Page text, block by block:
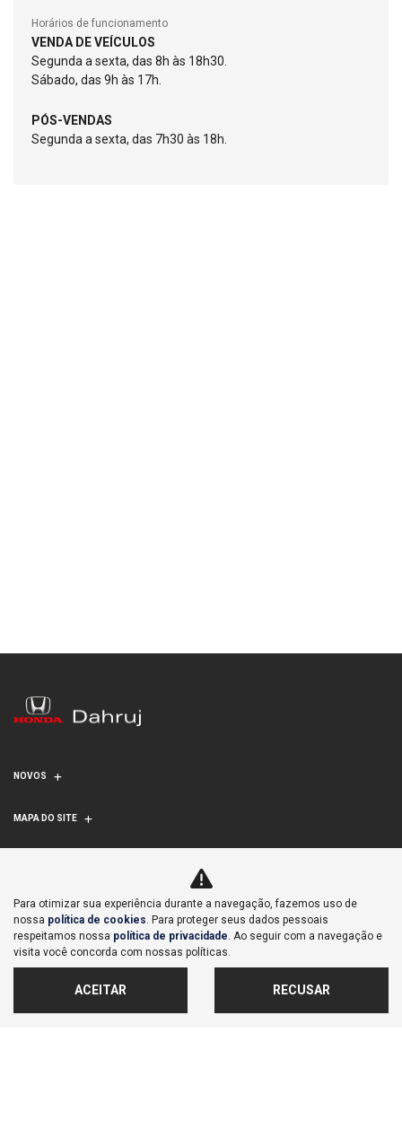
Horários de funcionamento
VENDA DE VEÍCULOS
Segunda a sexta, das 8h às 18h30.
Sábado, das 9h às 17h.
PÓS-VENDAS
Segunda a sexta, das 7h30 às 18h.
NOVOS
MAPA DO SITE
CMD AUTOMÓVEIS LTDA
CNPJ: 07.023.175/0004-06
No trânsito, enxergar o outro salva
Para otimizar sua experiência durante a navegação, fazemos uso de
nossa política de cookies. Para proteger seus dados pessoais
respeitamos nossa política de privacidade. Ao seguir com a navegação e
visita você concorda com nossas políticas.
ACEITAR RECUSAR